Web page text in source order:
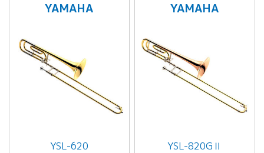
YAMAHA
YSL-620
YAMAHA
YSL-820GⅡ